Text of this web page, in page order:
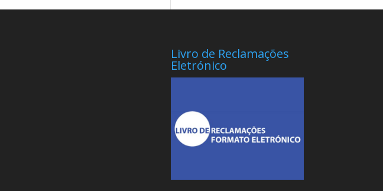
Livro de Reclamações
Eletrónico